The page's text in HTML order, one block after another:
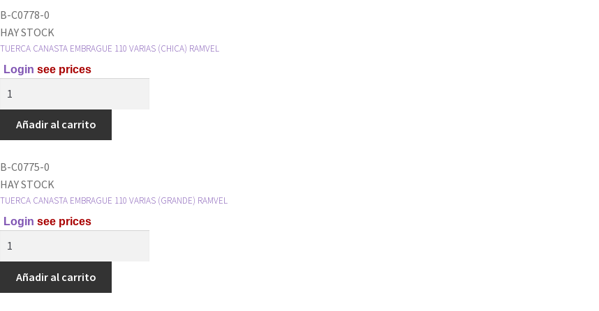
TORNILLO
RAMVEL
cantidad
B-C0778-0
HAY STOCK
TUERCA CANASTA EMBRAGUE 110 VARIAS (CHICA) RAMVEL
Login see prices
EMBRAGUE
110
(CHICA)
RAMVEL
cantidad
Añadir al carrito
B-C0775-0
HAY STOCK
TUERCA CANASTA EMBRAGUE 110 VARIAS (GRANDE) RAMVEL
Login see prices
EMBRAGUE
110
Añadir al carrito